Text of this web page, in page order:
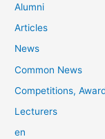
Alumni
Articles
News
Common News
Competitions,
Lecturers
en